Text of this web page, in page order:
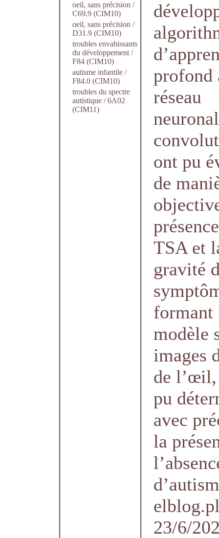
oeil, sans précision /
C69.9 (CIM10)
oeil, sans précision /
D31.9 (CIM10)
troubles envahissants
du développement /
F84 (CIM10)
autisme infantile /
F84.0 (CIM10)
troubles du spectre
autistique / 6A02
(CIM11)
profond
réseau
neuronal
ont pu
de
TSA et
gravité
formant
modèle
images
de
pu
avec
la
23/6/